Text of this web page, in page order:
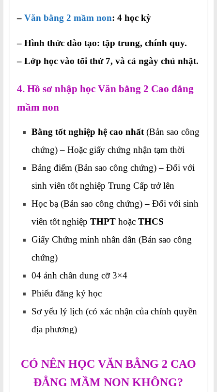
– Văn bằng 2 mầm non: 4 học kỳ
– Hình thức đào tạo: tập trung, chính quy.
– Lớp học vào tối thứ 7, và cả ngày chủ nhật.
4. Hồ sơ nhập học Văn bằng 2 Cao đẳng
mầm non
Bằng tốt nghiệp hệ cao nhất(Bản sao công
chứng) – Hoặc giấy chứng nhận tạm thời
Bảng điểm (Bản sao công chứng) – Đối với
sinh viên tốt nghiệp Trung Cấp trở lên
Học bạ (Bản sao công chứng) – Đối với sinh
viên tốt nghiệp THPThoặc THCS
Giấy Chứng minh nhân dân (Bản sao công
chứng)
04 ảnh chân dung cỡ 3×4
Phiếu đăng ký học
Sơ yếu lý lịch (có xác nhận của chính quyền
địa phương)
CÓ NÊN HỌC VĂN BẰNG 2 CAO
ĐẲNG MẦM NON KHÔNG?